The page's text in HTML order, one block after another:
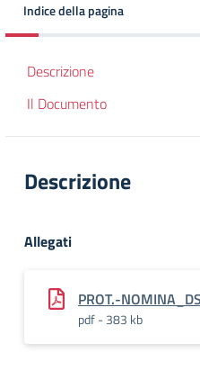
Indice della pagina
Descrizione
Il Documento
Descrizione
Allegati
PROT.-
pdf - 383 kb